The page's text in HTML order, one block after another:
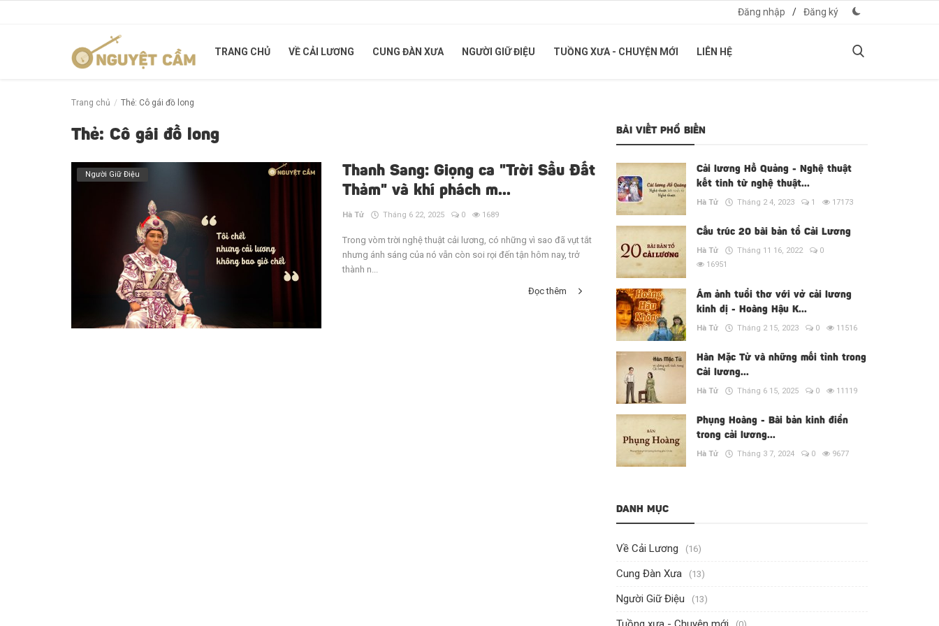
Đăng nhập / Đăng ký
TRANG CHỦ VỀ CẢI LƯƠNG CUNG ĐÀN XƯA NGƯỜI GIỮ ĐIỆU TUỒNG XƯA - CHUYỆN MỚI LIÊN HỆ
Về Cải Lương
Cung Đàn Xưa
Trang chủ Thẻ: Cô gái đồ long
Thẻ: Cô gái đồ long
Người Giữ Điệu
Thanh Sang: Giọng ca "Trời Sầu Đất
Thảm" và khí phách m...
Hà Tử Tháng 6 22, 2025 0 1689
Trong vòm trời nghệ thuật cải lương, có những vì sao đã vụt tắt
nhưng ánh sáng của nó vẫn còn soi rọi đến tận hôm nay, trở
thành n...
Đọc thêm
BÀI VIẾT PHỔ BIẾN
Cải lương Hồ Quảng - Nghệ thuật
kết tinh từ nghệ thuật...
Hà Tử Tháng 2 4, 2023 1 17173
Cấu trúc 20 bài bản tổ Cải Lương
Hà Tử Tháng 11 16, 2022
0
16951
Ám ảnh tuổi thơ với vở cải lương
kinh dị - Hoàng Hậu K...
Hà Tử Tháng 2 15, 2023 0 11516
Hàn Mặc Tử và những mối tình trong
Cải lương...
Hà Tử Tháng 6 15, 2025 0 11119
Phụng Hoàng - Bài bản kinh điển
trong cải lương...
Hà Tử Tháng 3 7, 2024 0 9677
DANH MỤC
Về Cải Lương (16)
Cung Đàn Xưa (13)
Người Giữ Điệu (13)